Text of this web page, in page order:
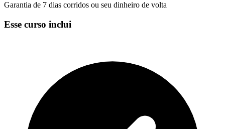
Garantia de 7 dias corridos ou seu dinheiro de volta
Esse curso inclui